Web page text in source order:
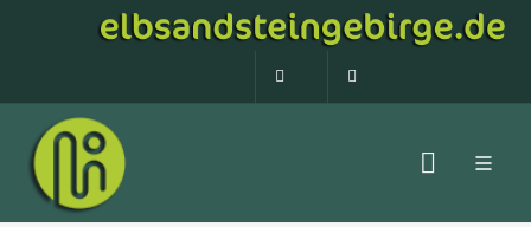
0160 99873408